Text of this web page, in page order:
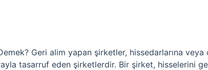
Geri alim yapan şirketler, hissedarlarına veya
tasarruf eden şirketlerdir. Bir şirket, hisselerini